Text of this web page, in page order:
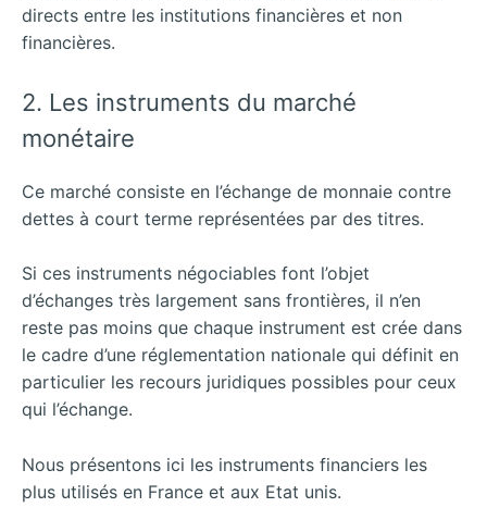
directs entre les institutions financières et non
financières.
2. Les instruments du marché
monétaire
Ce marché consiste en l’échange de monnaie contre
dettes à court terme représentées par des titres.
Si ces instruments négociables font l’objet
d’échanges très largement sans frontières, il n’en
reste pas moins que chaque instrument est crée dans
le cadre d’une réglementation nationale qui définit en
particulier les recours juridiques possibles pour ceux
qui l’échange.
Nous présentons ici les instruments financiers les
plus utilisés en France et aux Etat unis.